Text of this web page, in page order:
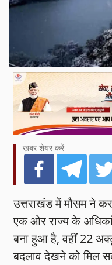
ख़बर शेयर करें
उत्तराखंड में मौसम ने
एक ओर राज्य के
बना हुआ है, वहीं 22
बदलाव देखने को मिल